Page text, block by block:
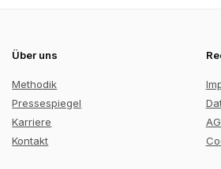
Über uns
Methodik
Pressespiegel
Karriere
Kontakt